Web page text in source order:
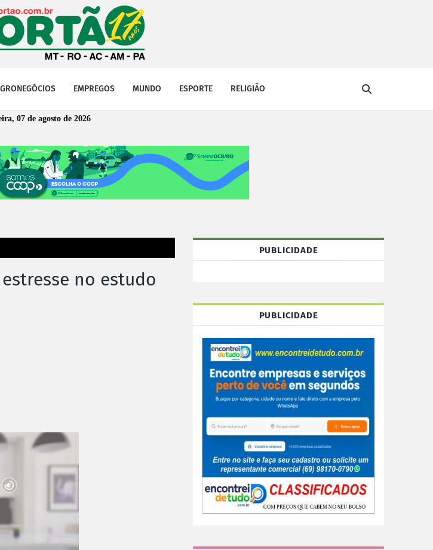
EMPREGOS MUNDO ESPORTE RELIGIÃO
07 de agosto de 2026
no estudo
PUBLICIDADE
PUBLICIDADE